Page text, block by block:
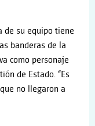
de su equipo tiene
banderas de la
como personaje
de Estado. “Es
no llegaron a